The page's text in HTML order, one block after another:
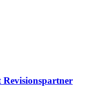
Revisionspartner